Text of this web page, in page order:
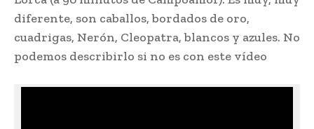
diferente, son caballos, bordados de oro,
cuadrigas, Nerón, Cleopatra, blancos y azules. No
podemos describirlo si no es con este vídeo